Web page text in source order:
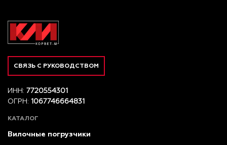
СВЯЗЬ С РУКОВОДСТВОМ
ИНН: 7720554301
ОГРН: 1067746664831
КАТАЛОГ
Вилочные погрузчики